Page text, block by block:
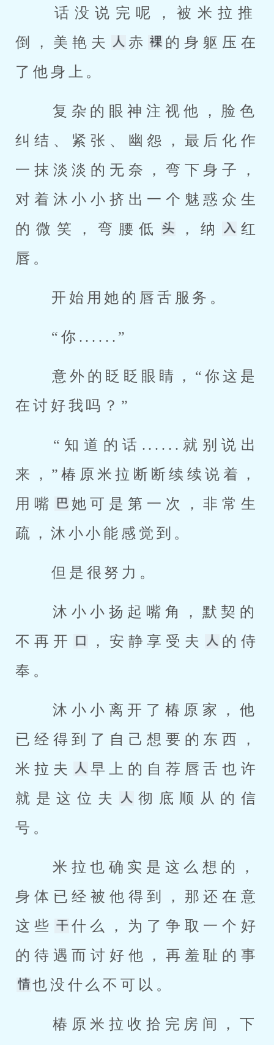
倒，美艳夫
赤
的身躯压在
了他身上。
纠结、紧张、幽怨，最后化作
一抹淡淡的无奈，弯下身子，
对着沐小小挤出一个魅惑众生
的微笑，弯腰低
，纳
红
唇。
开始用她的唇舌服务。
“你......”
在讨好我吗？”
来，”椿原米拉断断续续说着，
用嘴
她可是第一次，非常生
疏，沐小小能感觉到。
但是很努力。
不再开
，安静享受夫
的侍
奉。
已经得到了自己想要的东西，
米拉夫
早上的自荐唇舌也许
就是这位夫
彻底顺从的信
号。
身体已经被他得到，那还在意
这些
什么，为了争取一个好
的待遇而讨好他，再羞耻的事
也没什么不可以。